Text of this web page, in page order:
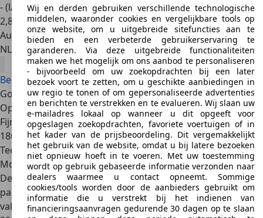
- (l/100 km)
2,8
Autobedrijf
NL 3247 CPDirksland
Bekijk alle Abarth 595 Competizione aanbiedingen
Goede redenen
Opvallende verschijning
Fijne rijeigenschappen
180 pk in een stadsauto
Technische gegevens
Motorisatie
De Abarth 595 Competizione is het sportieve
paradepaardje van Fiat, opgevoerd en getuned door de
vakmensen bij Abarth. Ontstaan uit de geliefde Fiat 500 uit
Wij en derden gebruiken verschillende technologische
middelen, waaronder cookies en vergelijkbare tools op
onze website, om u uitgebreide sitefuncties aan te
bieden en een verbeterde gebruikerservaring te
garanderen. Via deze uitgebreide functionaliteiten
maken we het mogelijk om ons aanbod te personaliseren
- bijvoorbeeld om uw zoekopdrachten bij een later
bezoek voort te zetten, om u geschikte aanbiedingen in
uw regio te tonen of om gepersonaliseerde advertenties
en berichten te verstrekken en te evalueren. Wij slaan uw
e-mailadres lokaal op wanneer u dit opgeeft voor
opgeslagen zoekopdrachten, favoriete voertuigen of in
het kader van de prijsbeoordeling. Dit vergemakkelijkt
het gebruik van de website, omdat u bij latere bezoeken
niet opnieuw hoeft in te voeren. Met uw toestemming
wordt op gebruik gebaseerde informatie verzonden naar
dealers waarmee u contact opneemt. Sommige
cookies/tools worden door de aanbieders gebruikt om
informatie die u verstrekt bij het indienen van
financieringsaanvragen gedurende 30 dagen op te slaan